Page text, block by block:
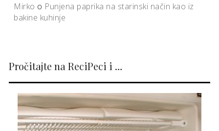
Mirko o Punjena paprika na starinski način kao iz
bakine kuhinje
Pročitajte na ReciPeci i …